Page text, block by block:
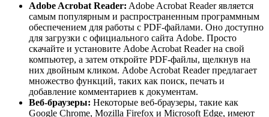
Adobe Acrobat Reader: Adobe Acrobat Reader является
самым популярным и распространенным программным
обеспечением для работы с PDF-файлами. Оно доступно
для загрузки с официального сайта Adobe. Просто
скачайте и установите Adobe Acrobat Reader на свой
компьютер, а затем откройте PDF-файлы, щелкнув на
них двойным кликом. Adobe Acrobat Reader предлагает
множество функций, таких как поиск, печать и
добавление комментариев к документам.
Веб-браузеры: Некоторые веб-браузеры, такие как
Google Chrome, Mozilla Firefox и Microsoft Edge, имеют